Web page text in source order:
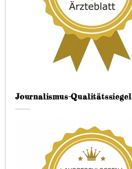
Journalismus-Qualitätssiegel